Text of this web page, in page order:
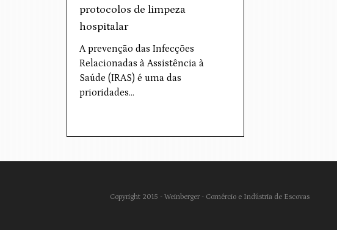
protocolos de limpeza
hospitalar
A prevenção das Infecções
Relacionadas à Assistência à
Saúde (IRAS) é uma das
prioridades…
Copyright 2015 - Weinberger - Comércio e Indústria de Escovas